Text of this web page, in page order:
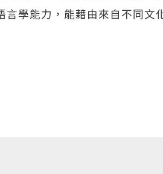
學能力，能藉由來自不同